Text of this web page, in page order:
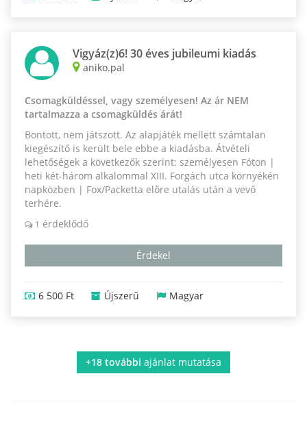
Vigyáz(z)6! 30 éves jubileumi kiadás
aniko.pal
Csomagküldéssel, vagy személyesen! Az ár NEM
tartalmazza a csomagküldés árát!
Bontott, nem játszott. Az alapjáték mellett számtalan
kiegészítő is került bele ebbe a kiadásba. Átvételi
lehetőségek a következők szerint: személyesen Fóton |
heti két-három alkalommal XIII. Forgách utca környékén
napközben | Fox/Packetta előre utalás után a vevő
terhére.
1 érdeklődő
Érdekel
6 500 Ft Újszerű Magyar
+18 további ajánlat mutatása